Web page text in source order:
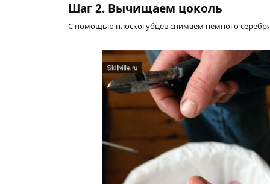
Шаг 2. Вычищаем цоколь
С помощью плоскогубцев снимаем немного